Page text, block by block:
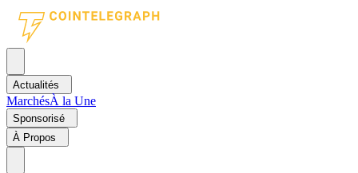
Actualités
MarchésÀ la Une
Sponsorisé
À Propos